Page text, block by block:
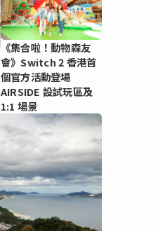
《集合啦！動物森友
會》Switch 2 香港首
個官方活動登場
AIRSIDE 設試玩區及
1:1 場景